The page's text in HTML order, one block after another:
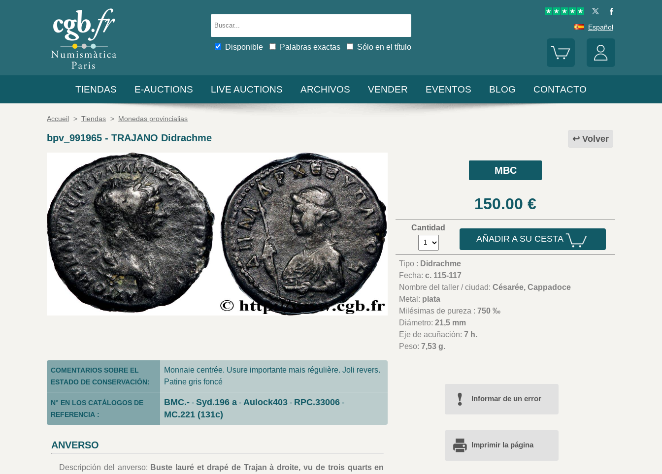
Disponible Palabras exactas Sólo en el título
Español
TIENDAS E-AUCTIONS LIVE AUCTIONS ARCHIVOS VENDER EVENTOS BLOG CONTACTO
Accueil > Tiendas > Monedas provincialias
Volver
bpv_991965 - TRAJANO Didrachme
MBC
150.00 €
Cantidad
AÑADIR A SU CESTA
Tipo : Didrachme
Fecha:c. 115-117
Nombre del taller / ciudad:Césarée, Cappadoce
Metal: plata
Milésimas de pureza :750 ‰
Diámetro:21,5 mm
Eje de acuñación:7 h.
Peso:7,53 g.
COMENTARIOS SOBRE EL
ESTADO DE CONSERVACIÓN:
Monnaie centrée. Usure importante mais régulière. Joli revers.
Patine gris foncé
N° EN LOS CATÁLOGOS DE
REFERENCIA :
BMC.- - Syd.196 a - Aulock403 - RPC.33006 -
MC.221 (131c)
ANVERSO
Descripción del anverso: Buste lauré et drapé de Trajan à droite, vu de trois quarts en
Informar de un error
Imprimir la página